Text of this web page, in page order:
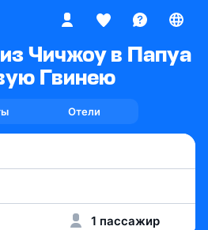
Чичжоу в Папуа
Гвинею
Отели
1 пассажир